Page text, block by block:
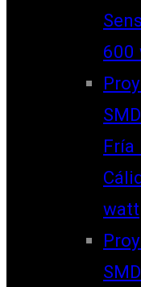
600
Fría
watt